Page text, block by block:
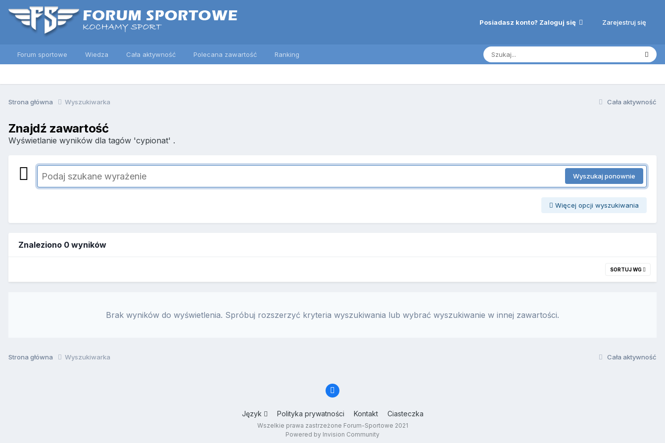
Posiadasz konto? Zaloguj się Zarejestruj się
Forum sportowe Wiedza Cała aktywność Polecana zawartość Ranking
Cała aktywność
Strona główna Wyszukiwarka
Znajdź zawartość
Wyświetlanie wyników dla tagów 'cypionat' .
Wyszukaj ponownie
Więcej opcji wyszukiwania
Znaleziono 0 wyników
SORTUJ WG
Brak wyników do wyświetlenia. Spróbuj rozszerzyć kryteria wyszukiwania lub wybrać wyszukiwanie w innej zawartości.
Cała aktywność
Strona główna Wyszukiwarka
Język Polityka prywatności Kontakt Ciasteczka
Wszelkie prawa zastrzeżone Forum-Sportowe 2021
Powered by Invision Community